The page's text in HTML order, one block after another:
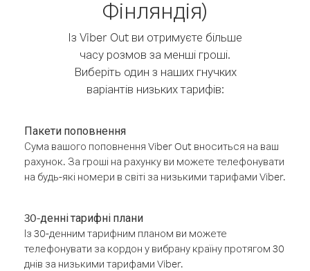
Фінляндія)
Із Viber Out ви отримуєте більше
часу розмов за менші гроші.
Виберіть один з наших гнучких
варіантів низьких тарифів:
Пакети поповнення
Сума вашого поповнення Viber Out вноситься на ваш
рахунок. За гроші на рахунку ви можете телефонувати
на будь-які номери в світі за низькими тарифами Viber.
30-денні тарифні плани
Із 30-денним тарифним планом ви можете
телефонувати за кордон у вибрану країну протягом 30
днів за низькими тарифами Viber.